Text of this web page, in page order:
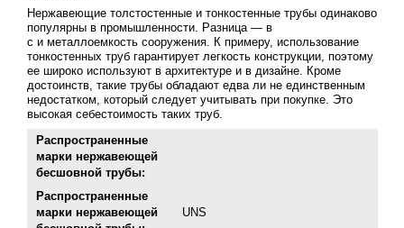
Нержавеющие толстостенные и тонкостенные трубы одинаково
популярны в промышленности. Разница — в
с и металлоемкость сооружения. К примеру, использование
тонкостенных труб гарантирует легкость конструкции, поэтому
ее широко используют в архитектуре и в дизайне. Кроме
достоинств, такие трубы обладают едва ли не единственным
недостатком, который следует учитывать при покупке. Это
высокая себестоимость таких труб.
Распространенные
марки нержавеющей
бесшовной трубы:
Распространенные
марки нержавеющей
UNS